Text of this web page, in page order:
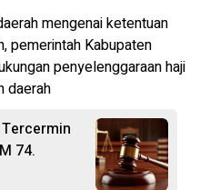
mengenai ketentuan
pemerintah Kabupaten
penyelenggaraan haji
daerah
74.